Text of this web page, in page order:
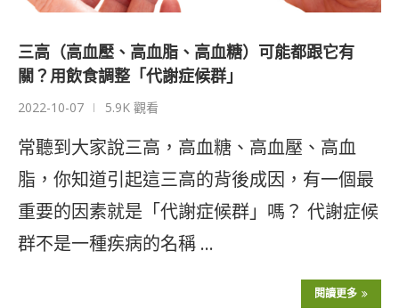
三高（高血壓、高血脂、高血糖）可能都跟它有
關？用飲食調整「代謝症候群」
2022-10-07 5.9K 觀看
常聽到大家說三高，高血糖、高血壓、高血
脂，你知道引起這三高的背後成因，有一個最
重要的因素就是「代謝症候群」嗎？ 代謝症候
群不是一種疾病的名稱 …
閱讀更多